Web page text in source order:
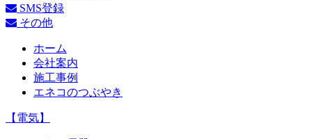
SMS登録
その他
ホーム
会社案内
施工事例
エネコのつぶやき
【電気】